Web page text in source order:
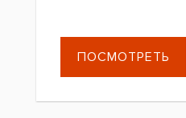
ПОСМОТРЕТЬ